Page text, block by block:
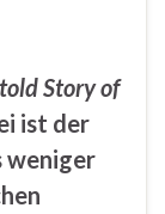
Story of
ist der
weniger